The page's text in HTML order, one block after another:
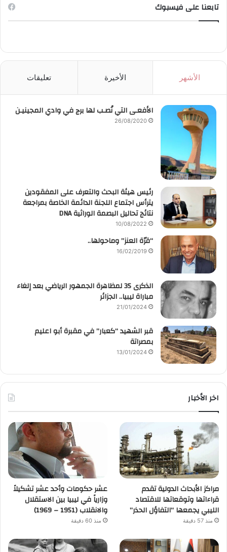
تابعنا على فيسبوك
الأشهر الأخيرة تعليقات
الأفعـى التي نُصـب لها برج في وادي المجينيـن
26/08/2020
رئيس هيئة البحث والتعرف على المفقودين
يترأس اجتماع اللجنة الدائمة الخاصة بمراجعة
نتائج تحاليل البصمة الوراثية DNA
10/08/2022
“قرّة العنز” وماحولها..
16/02/2019
الذكرى 35 لمظاهرة الجمهور الرياضي بعد إلغاء
مباراة ليبيا.. الجزائر
21/01/2024
قبر الشهيد “كعبار” في مقبرة أبو اعليم
بمصراتة
13/01/2024
اخر الأخبار
مراكز الأبحاث الدولية تقدم
قراءاتها وتوقعاتها للاقتصاد
الليبي يجمعها “التفاؤل الحذر”
منذ 57 دقيقة
عشر حكومات وأحد عشر تشكيلاً
وزارياً في ليبيا بين الاستقلال
والانقلاب (1951 – 1969)
منذ 60 دقيقة